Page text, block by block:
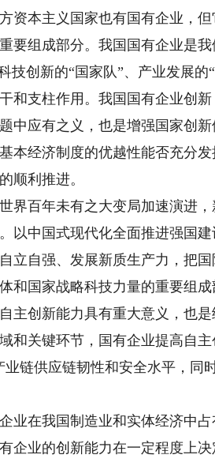
本主义国家也有国有企业，但
要组成部分。我国国有企业是
技创新的“国家队”、产业发展
和支柱作用。我国国有企业创
中应有之义，也是增强国家创
本经济制度的优越性能否充分
顺利推进。
百年未有之大变局加速演进，
以中国式现代化全面推进强国
立自强、发展新质生产力，把
和国家战略科技力量的重要组
主创新能力具有重大意义，也
和关键环节，国有企业提高自
业链供应链韧性和安全水平，同
在我国制造业和实体经济中占
企业的创新能力在一定程度上